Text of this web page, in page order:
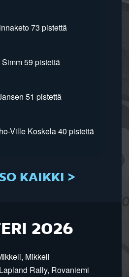
73 pistettä
59 pistettä
51 pistettä
Ville Koskela 40 pistettä
KAIKKI >
2026
Mikkeli
Rally, Rovaniemi